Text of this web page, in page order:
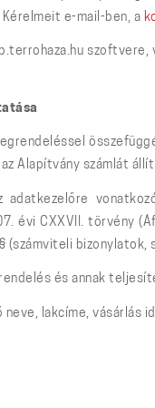
e-mail-ben, a
szoftvere,
Alapítvány számlát
adatkezelőre
évi CXXVII. törvény
(számviteli
és annak
neve, lakcíme, vásárlás